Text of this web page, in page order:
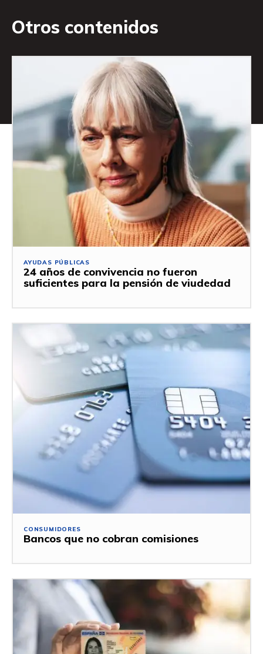
Otros contenidos
AYUDAS PÚBLICAS
24 años de convivencia no fueron
suficientes para la pensión de viudedad
CONSUMIDORES
Bancos que no cobran comisiones